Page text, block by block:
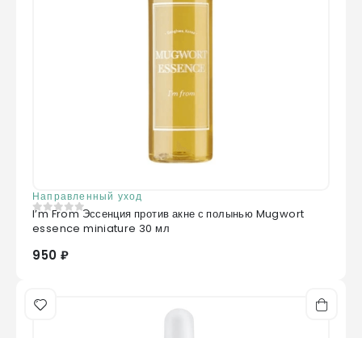
Направленный уход
0из 5
I’m From Эссенция против акне с полынью Mugwort
essence miniature 30 мл
950 ₽